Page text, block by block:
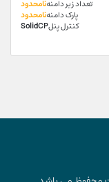
نامحدودتعداد زیر دامنه
نامحدودپارک دامنه
SolidCPکنترل پنل